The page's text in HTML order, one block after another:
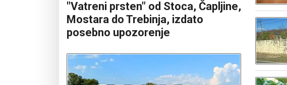
"Vatreni prsten" od Stoca, Čapljine,
Mostara do Trebinja, izdato
posebno upozorenje